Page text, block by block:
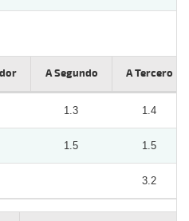
A Segundo A Tercero
1.3 1.4
1.5 1.5
3.2